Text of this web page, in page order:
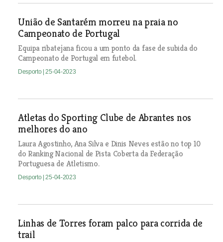
União de Santarém morreu na praia no
Campeonato de Portugal
Equipa ribatejana ficou a um ponto da fase de subida do
Campeonato de Portugal em futebol.
Desporto | 25-04-2023
Atletas do Sporting Clube de Abrantes nos
melhores do ano
Laura Agostinho, Ana Silva e Dinis Neves estão no top 10
do Ranking Nacional de Pista Coberta da Federação
Portuguesa de Atletismo.
Desporto | 25-04-2023
Linhas de Torres foram palco para corrida de
trail